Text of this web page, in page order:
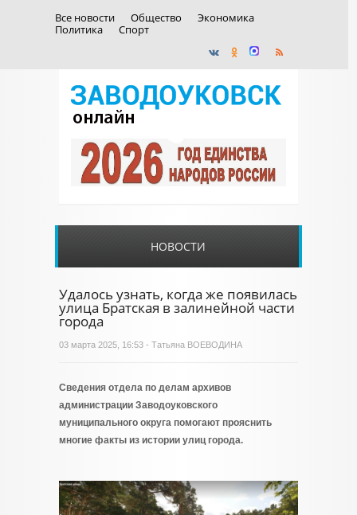
Все новости Общество
Экономика
Политика
Спорт
НОВОСТИ
Удалось узнать, когда же появилась
улица Братская в залинейной части
города
03 марта 2025, 16:53 - Татьяна ВОЕВОДИНА
Сведения отдела по делам архивов
администрации Заводоуковского
муниципального округа помогают прояснить
многие факты из истории улиц города.